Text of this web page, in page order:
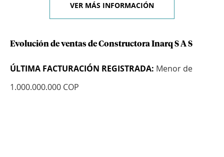
VER MÁS INFORMACIÓN
Evolución de ventas de Constructora Inarq S A S
ÚLTIMA FACTURACIÓN REGISTRADA: Menor de
1.000.000.000 COP